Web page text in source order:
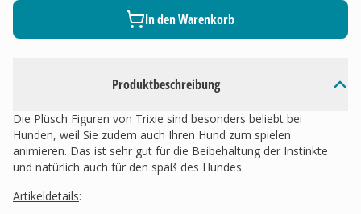
Produktbeschreibung
Die Plüsch Figuren von Trixie sind besonders beliebt bei
Hunden, weil Sie zudem auch Ihren Hund zum spielen
animieren. Das ist sehr gut für die Beibehaltung der Instinkte
und natürlich auch für den spaß des Hundes.
Artikeldetails:
In den Warenkorb